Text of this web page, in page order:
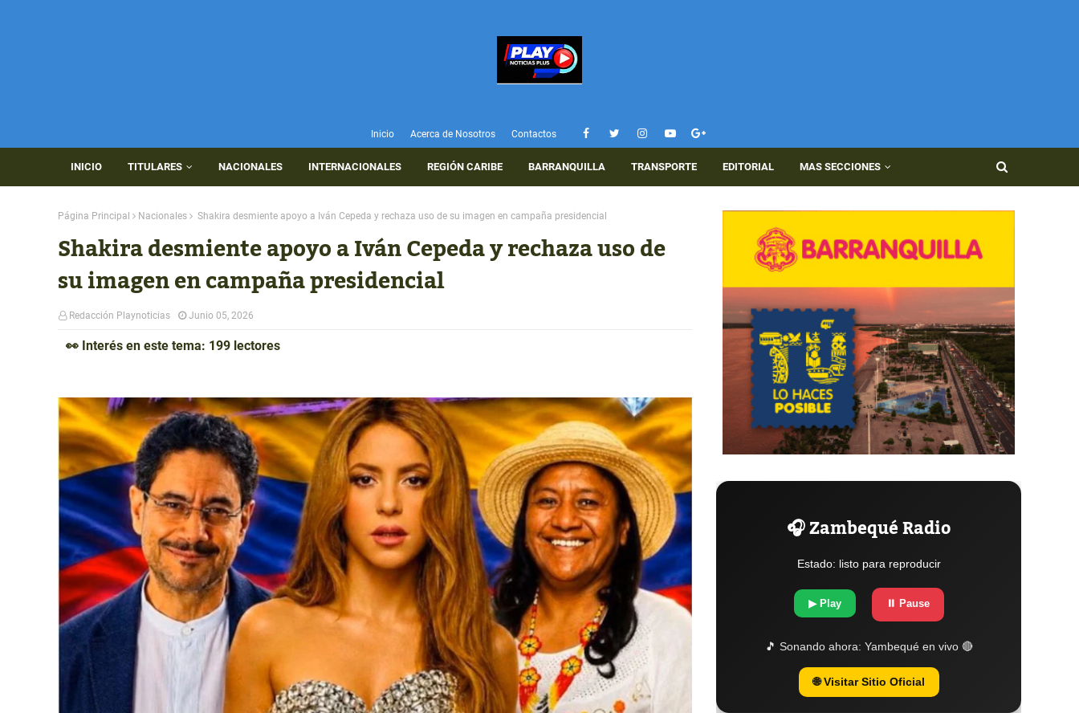
Inicio Acerca de Nosotros Contactos
INICIO TITULARES NACIONALES INTERNACIONALES REGIÓN CARIBE BARRANQUILLA TRANSPORTE EDITORIAL MAS SECCIONES
Página Principal Nacionales Shakira desmiente apoyo a Iván Cepeda y rechaza uso de su imagen en campaña presidencial
Shakira desmiente apoyo a Iván Cepeda y rechaza uso de
su imagen en campaña presidencial
Redacción Playnoticias Junio 05, 2026
👀 Interés en este tema: 199 lectores
🎧 Zambequé Radio
Estado: listo para reproducir
▶ Play ⏸ Pause
🎵 Sonando ahora: Yambequé en vivo 🔴
🌐 Visitar Sitio Oficial